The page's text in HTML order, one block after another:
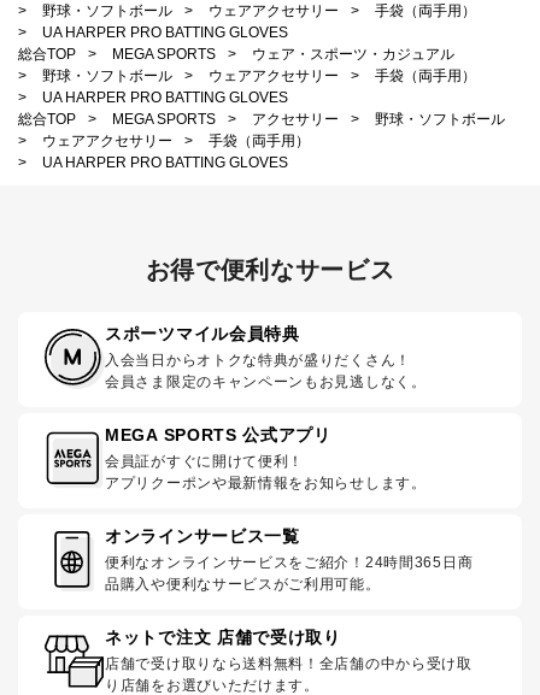
>
野球・ソフトボール > ウェアアクセサリー >
手袋（両手用）
>
UA HARPER PRO BATTING GLOVES
総合TOP
> MEGA SPORTS >
ウェア・スポーツ・カジュアル
>
野球・ソフトボール > ウェアアクセサリー >
手袋（両手用）
>
UA HARPER PRO BATTING GLOVES
総合TOP
> MEGA SPORTS > アクセサリー >
野球・ソフトボール
>
ウェアアクセサリー >
手袋（両手用）
>
UA HARPER PRO BATTING GLOVES
お得で便利なサービス
スポーツマイル会員特典
入会当日からオトクな特典が盛りだくさん！
会員さま限定のキャンペーンもお見逃しなく。
MEGA SPORTS 公式アプリ
会員証がすぐに開けて便利！
アプリクーポンや最新情報をお知らせします。
オンラインサービス一覧
便利なオンラインサービスをご紹介！24時間365日商
品購入や便利なサービスがご利用可能。
ネットで注文 店舗で受け取り
店舗で受け取りなら送料無料！全店舗の中から受け取
り店舗をお選びいただけます。